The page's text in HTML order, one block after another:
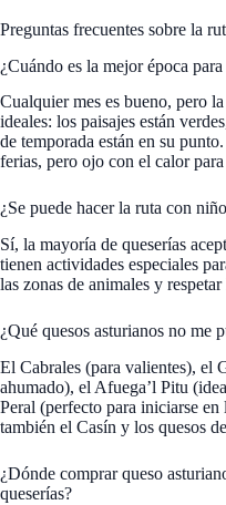
Preguntas frecuentes sobre la
¿Cuándo es la mejor época
Cualquier mes es bueno, pero
ideales: los paisajes están
de temporada están en su
ferias, pero ojo con el calor
¿Se puede hacer la ruta con
Sí, la mayoría de queserías
tienen actividades especiales
las zonas de animales y
¿Qué quesos asturianos no me
El Cabrales (para valientes), el
ahumado), el Afuega’l Pitu
Peral (perfecto para iniciarse
también el Casín y los quesos
¿Dónde comprar queso
queserías?